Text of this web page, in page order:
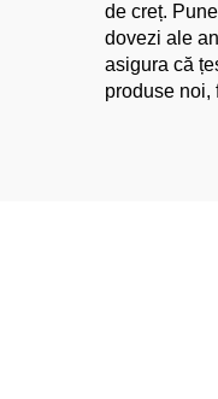
de creț.
dovezi ale
asigura că
produse noi,